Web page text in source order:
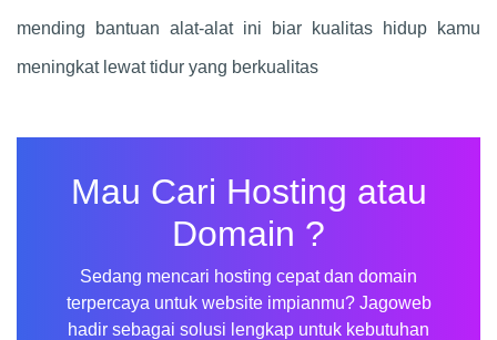
mending bantuan alat-alat ini biar kualitas hidup kamu
meningkat lewat tidur yang berkualitas
Mau Cari Hosting atau
Domain ?
Sedang mencari hosting cepat dan domain
terpercaya untuk website impianmu? Jagoweb
hadir sebagai solusi lengkap untuk kebutuhan